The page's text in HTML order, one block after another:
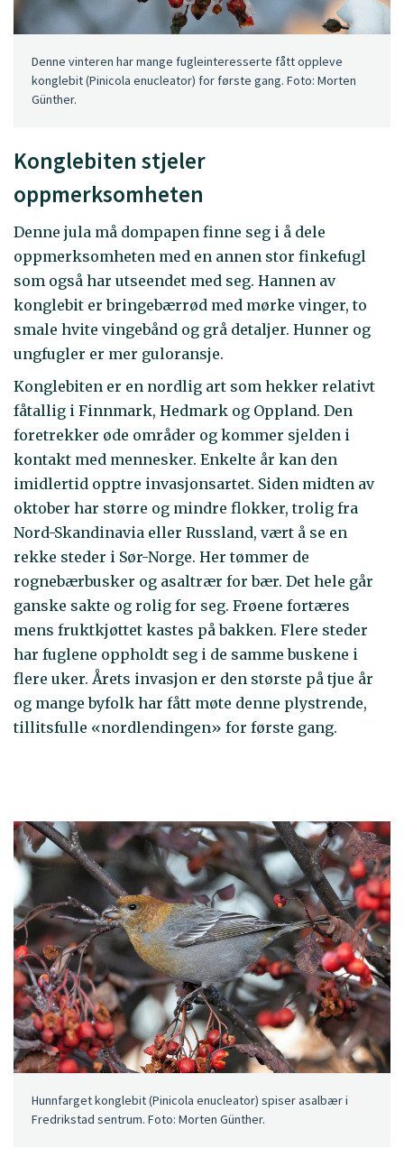
Denne vinteren har mange fugleinteresserte fått oppleve
konglebit (Pinicola enucleator) for første gang. Foto: Morten
Günther.
Konglebiten stjeler
oppmerksomheten
Denne jula må dompapen finne seg i å dele
oppmerksomheten med en annen stor finkefugl
som også har utseendet med seg. Hannen av
konglebit er bringebærrød med mørke vinger, to
smale hvite vingebånd og grå detaljer. Hunner og
ungfugler er mer guloransje.
Konglebiten er en nordlig art som hekker relativt
fåtallig i Finnmark, Hedmark og Oppland. Den
foretrekker øde områder og kommer sjelden i
kontakt med mennesker. Enkelte år kan den
imidlertid opptre invasjonsartet. Siden midten av
oktober har større og mindre flokker, trolig fra
Nord-Skandinavia eller Russland, vært å se en
rekke steder i Sør-Norge. Her tømmer de
rognebærbusker og asaltrær for bær. Det hele går
ganske sakte og rolig for seg. Frøene fortæres
mens fruktkjøttet kastes på bakken. Flere steder
har fuglene oppholdt seg i de samme buskene i
flere uker. Årets invasjon er den største på tjue år
og mange byfolk har fått møte denne plystrende,
tillitsfulle «nordlendingen» for første gang.
Hunnfarget konglebit (Pinicola enucleator) spiser asalbær i
Fredrikstad sentrum. Foto: Morten Günther.